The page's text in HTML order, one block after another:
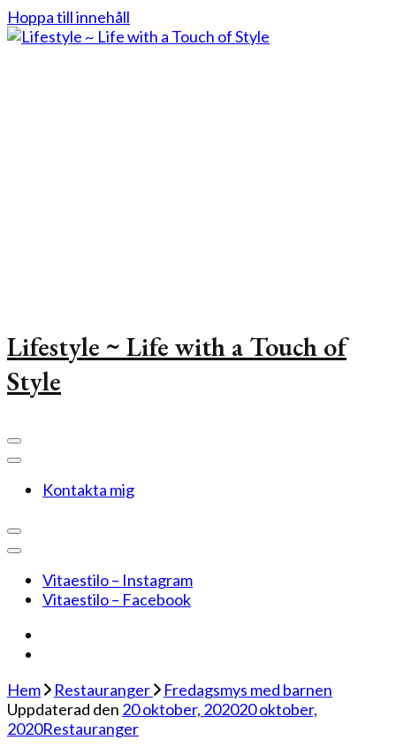
Hoppa till innehåll
Lifestyle ~ Life with a Touch of
Style
Kontakta mig
Vitaestilo – Instagram
Vitaestilo – Facebook
Hem Restauranger
Fredagsmys med barnen
Uppdaterad den 20 oktober, 202020 oktober,
2020Restauranger